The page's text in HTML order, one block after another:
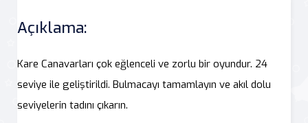
Açıklama:
Kare Canavarları çok eğlenceli ve zorlu bir oyundur. 24
seviye ile geliştirildi. Bulmacayı tamamlayın ve akıl dolu
seviyelerin tadını çıkarın.